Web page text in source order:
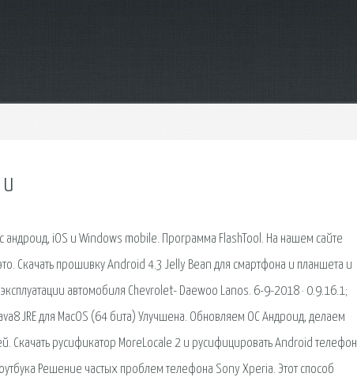
iOS и Windows mobile. Программа FlashTool. На нашем сайте
Скачать прошивку Android 4.3 Jelly Bean для смартфона и планшета и
автомобиля Chevrolet- Daewoo Lanos. 6-9-2018 · 0.9.16.1;
JRE для MacOS (64 бита) Улучшена. Обновляем ОС Андроид, делаем
Скачать русификатор MoreLocale 2 и русифицировать Android телефон
Решение частых проблем телефона Sony Xperia. Этот способ